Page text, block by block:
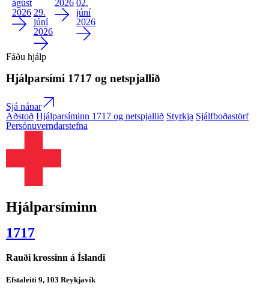
ágúst
2026 29.
júní
2026
2026 02.
júní
2026
Fáðu hjálp
Hjálparsími 1717 og netspjallið
Sjá nánar
Aðstoð Hjálparsíminn 1717 og netspjallið Styrkja Sjálfboðastörf
Persónuverndarstefna
Hjálparsíminn
1717
Rauði krossinn á Íslandi
Efstaleiti 9, 103 Reykjavík